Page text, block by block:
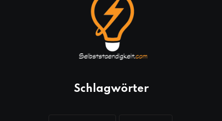
Schlagwörter